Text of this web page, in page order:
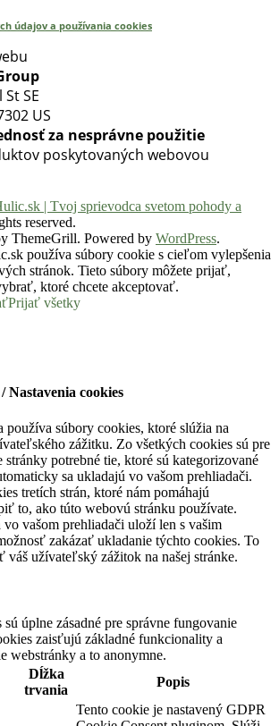
údajov a používania cookies
SE
US
za nesprávne použitie
poskytovaných webovou
| Tvoj sprievodca svetom pohody a
reserved.
ThemeGrill. Powered by WordPress.
používa súbory cookie s cieľom vylepšenia
stránok. Tieto súbory môžete prijať,
ktoré chcete akceptovať.
Prijať všetky
cookies
používa súbory cookies, ktoré slúžia na
zážitku. Zo všetkých cookies sú pre
stránky potrebné tie, ktoré sú kategorizované
sa ukladajú vo vašom prehliadači.
tretích strán, ktoré nám pomáhajú
to, ako túto webovú stránku používate.
vo vašom prehliadači uloží len s vašim
zakázať ukladanie týchto cookies. To
užívateľský zážitok na našej stránke.
úplne zásadné pre správne fungovanie
zaisťujú základné funkcionality a
webstránky a to anonymne.
Dĺžka
trvania
Popis
Tento cookie je nastavený GDPR